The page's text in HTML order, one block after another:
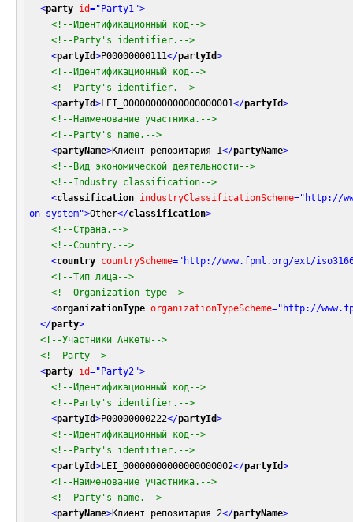
<party id="Party1">
<!--Идентификационный код-->
<!--Party's identifier.-->
<partyId>P00000000111</partyId>
<!--Идентификационный код-->
<!--Party's identifier.-->
<partyId>LEI_00000000000000000001</partyId>
<!--Наименование участника.-->
<!--Party's name.-->
<partyName>Клиент репозитария 1</partyName>
<!--Вид экономической деятельности-->
<!--Industry classification-->
<classification industryClassificationScheme="http://
on-system">Other</classification>
<!--Страна.-->
<!--Country.-->
<country countryScheme="http://www.fpml.org/ext/
<!--Тип лица-->
<!--Organization type-->
<organizationType organizationTypeScheme="http://
</party>
<!--Участники Анкеты-->
<!--Party-->
<party id="Party2">
<!--Идентификационный код-->
<!--Party's identifier.-->
<partyId>P00000000222</partyId>
<!--Идентификационный код-->
<!--Party's identifier.-->
<partyId>LEI_00000000000000000002</partyId>
<!--Наименование участника.-->
<!--Party's name.-->
<partyName>Клиент репозитария 2</partyName>